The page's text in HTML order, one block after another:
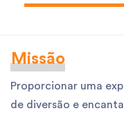
Missão
Proporcionar uma
de diversão e